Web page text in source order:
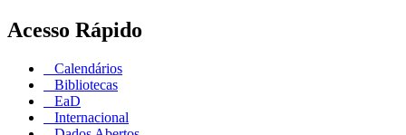
Acesso Rápido
Calendários
Bibliotecas
EaD
Internacional